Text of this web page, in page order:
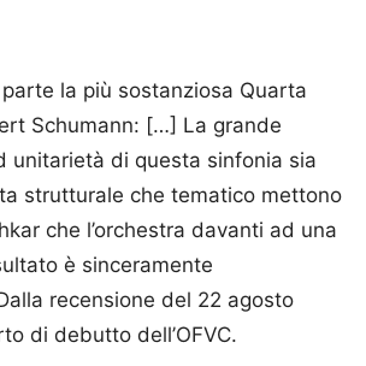
la più sostanziosa Quarta
Schumann: […] La grande
unitarietà di questa sinfonia sia
strutturale che tematico mettono
che l’orchestra davanti ad una
è sinceramente
recensione del 22 agosto
di debutto dell’OFVC.